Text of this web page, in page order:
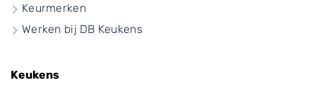
Keurmerken
Werken bij DB Keukens
Keukens